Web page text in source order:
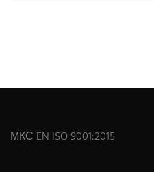
МКС EN ISO 9001:2015